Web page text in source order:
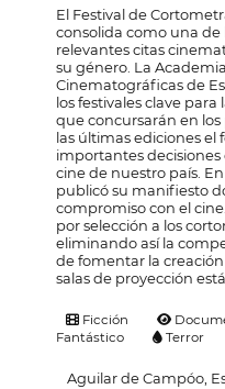
El Festival de
consolida como una de
relevantes citas
su género. La
Cinematográficas de
los festivales clave
que concursarán en los
las últimas ediciones
importantes
cine de nuestro país.
publicó su manifiesto
compromiso con el
por selección a los
eliminando así la
de fomentar la
salas de proyección
Ficción
Fantástico
Terror
Aguilar de Campóo,